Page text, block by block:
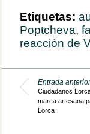
Etiquetas:
Poptcheva,
reacción de
Entrada anterior
Ciudadanos
marca artesana
Lorca